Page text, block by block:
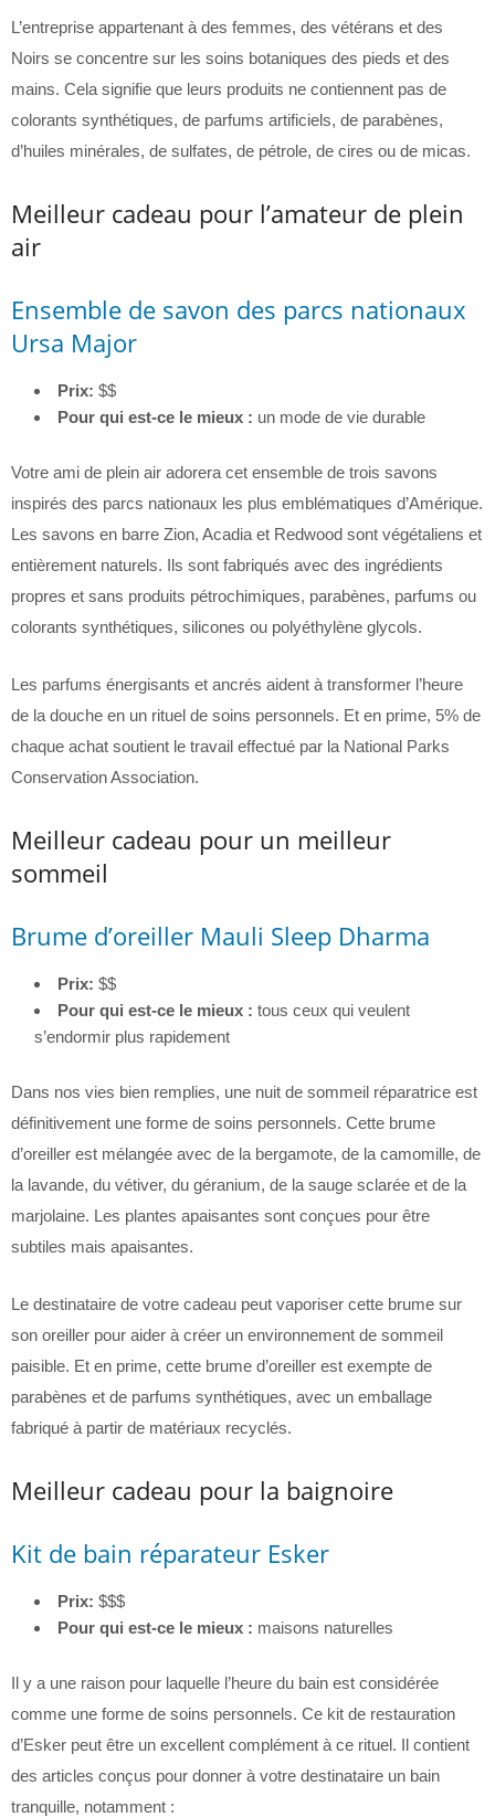
L’entreprise appartenant à des femmes, des vétérans et des
Noirs se concentre sur les soins botaniques des pieds et des
mains. Cela signifie que leurs produits ne contiennent pas de
colorants synthétiques, de parfums artificiels, de parabènes,
d’huiles minérales, de sulfates, de pétrole, de cires ou de micas.
Meilleur cadeau pour l’amateur de plein
air
Ensemble de savon des parcs nationaux
Ursa Major
Prix: $$
Pour qui est-ce le mieux : un mode de vie durable
Votre ami de plein air adorera cet ensemble de trois savons
inspirés des parcs nationaux les plus emblématiques d’Amérique.
Les savons en barre Zion, Acadia et Redwood sont végétaliens et
entièrement naturels. Ils sont fabriqués avec des ingrédients
propres et sans produits pétrochimiques, parabènes, parfums ou
colorants synthétiques, silicones ou polyéthylène glycols.
Les parfums énergisants et ancrés aident à transformer l’heure
de la douche en un rituel de soins personnels. Et en prime, 5% de
chaque achat soutient le travail effectué par la National Parks
Conservation Association.
Meilleur cadeau pour un meilleur
sommeil
Brume d’oreiller Mauli Sleep Dharma
Prix: $$
Pour qui est-ce le mieux : tous ceux qui veulent
s’endormir plus rapidement
Dans nos vies bien remplies, une nuit de sommeil réparatrice est
définitivement une forme de soins personnels. Cette brume
d’oreiller est mélangée avec de la bergamote, de la camomille, de
la lavande, du vétiver, du géranium, de la sauge sclarée et de la
marjolaine. Les plantes apaisantes sont conçues pour être
subtiles mais apaisantes.
Le destinataire de votre cadeau peut vaporiser cette brume sur
son oreiller pour aider à créer un environnement de sommeil
paisible. Et en prime, cette brume d’oreiller est exempte de
parabènes et de parfums synthétiques, avec un emballage
fabriqué à partir de matériaux recyclés.
Meilleur cadeau pour la baignoire
Kit de bain réparateur Esker
Prix: $$$
Pour qui est-ce le mieux : maisons naturelles
Il y a une raison pour laquelle l’heure du bain est considérée
comme une forme de soins personnels. Ce kit de restauration
d’Esker peut être un excellent complément à ce rituel. Il contient
des articles conçus pour donner à votre destinataire un bain
tranquille, notamment :